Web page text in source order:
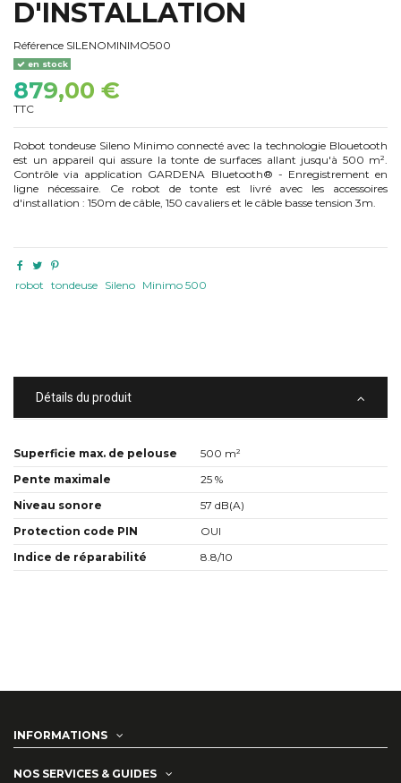
D'INSTALLATION
Référence SILENOMINIMO500
en stock
879,00 €
TTC
Robot tondeuse Sileno Minimo connecté avec la technologie Blouetooth
est un appareil qui assure la tonte de surfaces allant jusqu'à 500 m².
Contrôle via application GARDENA Bluetooth® - Enregistrement en
ligne nécessaire. Ce robot de tonte est livré avec les accessoires
d'installation : 150m de câble, 150 cavaliers et le câble basse tension 3m.
robot tondeuse Sileno Minimo 500
Détails du produit
Superficie max. de pelouse
500 m²
Pente maximale
25 %
Niveau sonore
57 dB(A)
Protection code PIN
OUI
Indice de réparabilité
8.8/10
INFORMATIONS
NOS SERVICES & GUIDES